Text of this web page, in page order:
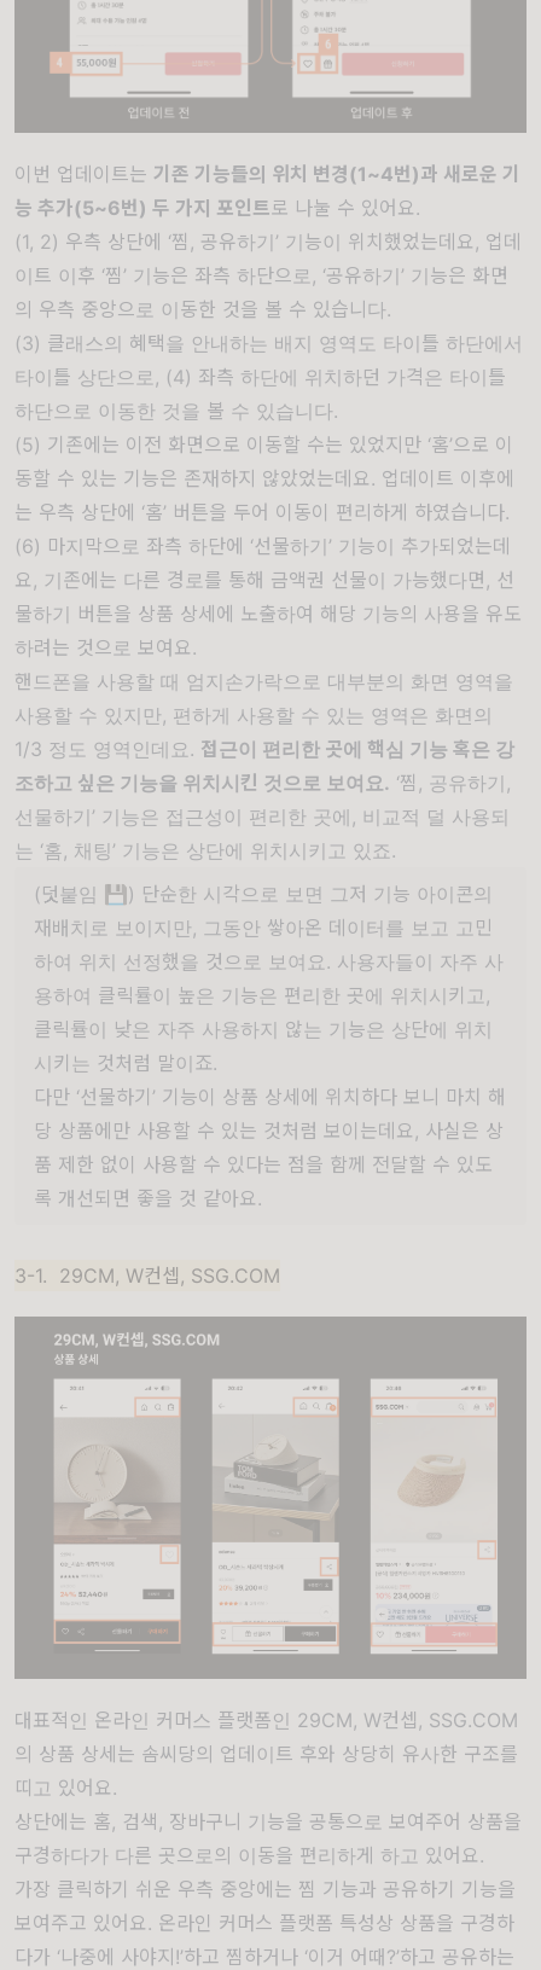
이번 업데이트는 기존 기능들의 위치 변경(1~4번)과 새로운 기
능 추가(5~6번) 두 가지 포인트로 나눌 수 있어요.
(1, 2) 우측 상단에 ‘찜, 공유하기’ 기능이 위치했었는데요, 업데
이트 이후 ‘찜’ 기능은 좌측 하단으로, ‘공유하기’ 기능은 화면
의 우측 중앙으로 이동한 것을 볼 수 있습니다.
(3) 클래스의 혜택을 안내하는 배지 영역도 타이틀 하단에서
타이틀 상단으로, (4) 좌측 하단에 위치하던 가격은 타이틀
하단으로 이동한 것을 볼 수 있습니다.
(5) 기존에는 이전 화면으로 이동할 수는 있었지만 ‘홈’으로 이
동할 수 있는 기능은 존재하지 않았었는데요. 업데이트 이후에
는 우측 상단에 ‘홈’ 버튼을 두어 이동이 편리하게 하였습니다.
(6) 마지막으로 좌측 하단에 ‘선물하기’ 기능이 추가되었는데
요, 기존에는 다른 경로를 통해 금액권 선물이 가능했다면, 선
물하기 버튼을 상품 상세에 노출하여 해당 기능의 사용을 유도
하려는 것으로 보여요.
핸드폰을 사용할 때 엄지손가락으로 대부분의 화면 영역을
사용할 수 있지만, 편하게 사용할 수 있는 영역은 화면의
1/3 정도 영역인데요. 접근이 편리한 곳에 핵심 기능 혹은 강
조하고 싶은 기능을 위치시킨 것으로 보여요. ‘찜, 공유하기,
선물하기’ 기능은 접근성이 편리한 곳에, 비교적 덜 사용되
는 ‘홈, 채팅’ 기능은 상단에 위치시키고 있죠.
(덧붙임 💾) 단순한 시각으로 보면 그저 기능 아이콘의
재배치로 보이지만, 그동안 쌓아온 데이터를 보고 고민
하여 위치 선정했을 것으로 보여요. 사용자들이 자주 사
용하여 클릭률이 높은 기능은 편리한 곳에 위치시키고,
클릭률이 낮은 자주 사용하지 않는 기능은 상단에 위치
시키는 것처럼 말이죠.
다만 ‘선물하기’ 기능이 상품 상세에 위치하다 보니 마치 해
당 상품에만 사용할 수 있는 것처럼 보이는데요, 사실은 상
품 제한 없이 사용할 수 있다는 점을 함께 전달할 수 있도
록 개선되면 좋을 것 같아요.
3-1. 29CM, W컨셉, SSG.COM
대표적인 온라인 커머스 플랫폼인 29CM, W컨셉, SSG.COM
의 상품 상세는 솜씨당의 업데이트 후와 상당히 유사한 구조를
띠고 있어요.
상단에는 홈, 검색, 장바구니 기능을 공통으로 보여주어 상품을
구경하다가 다른 곳으로의 이동을 편리하게 하고 있어요.
가장 클릭하기 쉬운 우측 중앙에는 찜 기능과 공유하기 기능을
보여주고 있어요. 온라인 커머스 플랫폼 특성상 상품을 구경하
다가 ‘나중에 사야지!’하고 찜하거나 ‘이거 어때?’하고 공유하는